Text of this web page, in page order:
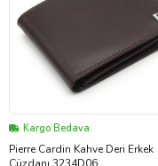
Kargo Bedava
Pierre Cardin Kahve Deri Erkek